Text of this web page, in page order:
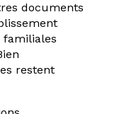
documents
familiales
restent